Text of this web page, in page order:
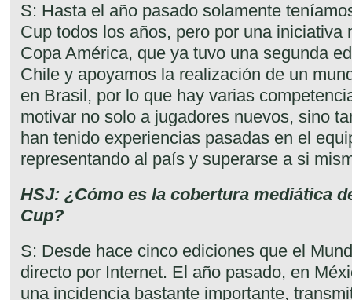
S: Hasta el año pasado solamente
Cup todos los años, pero por una iniciativa
Copa América, que ya tuvo una segunda
Chile y apoyamos la realización de un
en Brasil, por lo que hay varias
motivar no solo a jugadores nuevos, sino
han tenido experiencias pasadas en el
representando al país y superarse a si
HSJ: ¿Cómo es la cobertura mediática
Cup?
S: Desde hace cinco ediciones que el
directo por Internet. El año pasado, en
una incidencia bastante importante,